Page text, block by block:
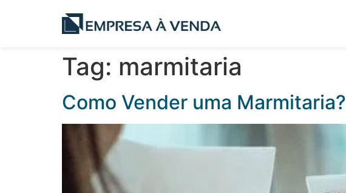
Tag: marmitaria
Como Vender uma Marmitaria?